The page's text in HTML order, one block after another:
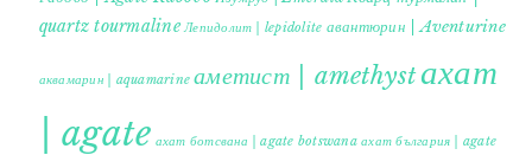
quartz tourmaline Лепидолит | lepidolite авантюрин | Aventurine
аквамарин | aquamarine аметист | amethystахат
| agate ахат ботсвана | agate botswana ахат българия | agate